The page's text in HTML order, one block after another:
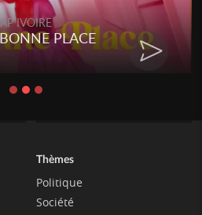
RAP IVOIRE
- DOS DE
CHAT
Thèmes
Politique
Société